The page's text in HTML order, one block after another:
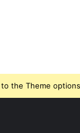
to the Theme